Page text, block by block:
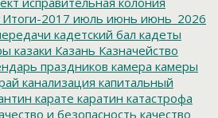
Итоги-2017 июль июнь июнь_2026
кадетский бал кадеты
казаки Казань Казначейство
праздников камера камеры
канализация капитальный
карате каратин катастрофа
и безопасность качество